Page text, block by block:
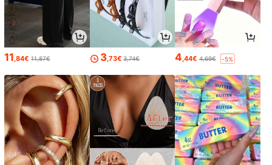
11,84€ 11,87€ 3,73€ 3,74€ 4,44€ 4,69€ -5%